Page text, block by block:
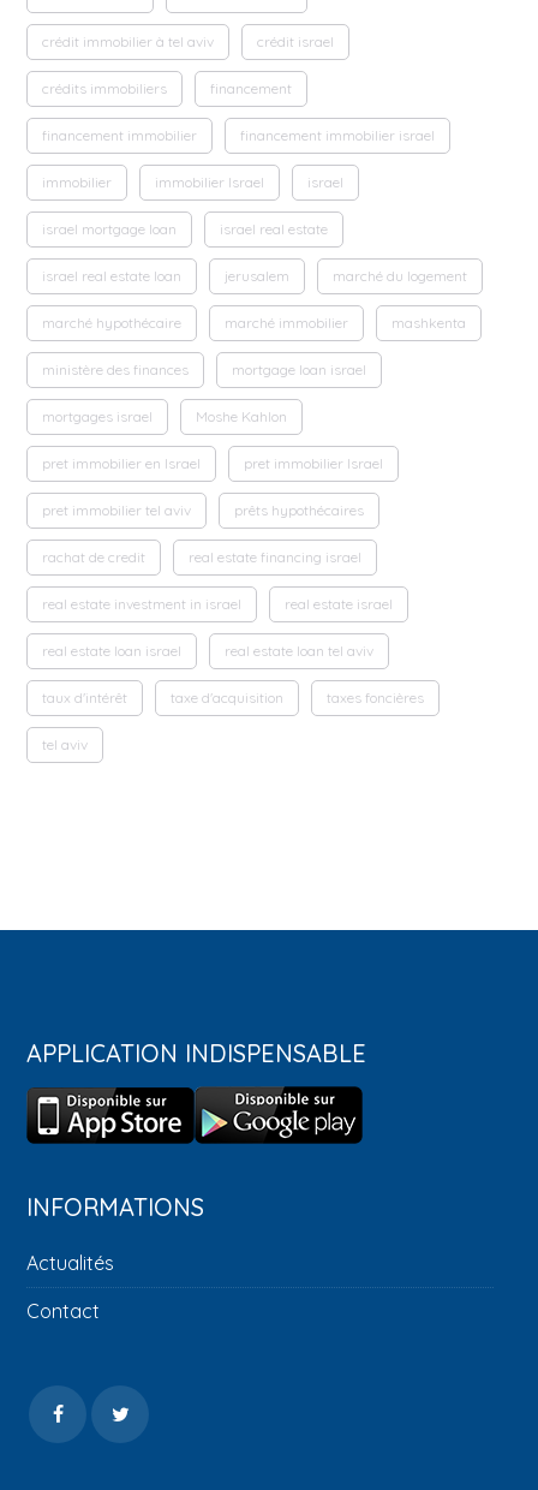
crédit immobilier à tel aviv crédit israel
crédits immobiliers financement
financement immobilier financement immobilier israel
immobilier immobilier Israel israel
israel mortgage loan israel real estate
israel real estate loan jerusalem marché du logement
marché hypothécaire marché immobilier mashkenta
ministère des finances mortgage loan israel
mortgages israel Moshe Kahlon
pret immobilier en Israel pret immobilier Israel
pret immobilier tel aviv prêts hypothécaires
rachat de credit real estate financing israel
real estate investment in israel real estate israel
real estate loan israel real estate loan tel aviv
taux d'intérêt taxe d'acquisition taxes foncières
tel aviv
APPLICATION INDISPENSABLE
INFORMATIONS
Actualités
Contact